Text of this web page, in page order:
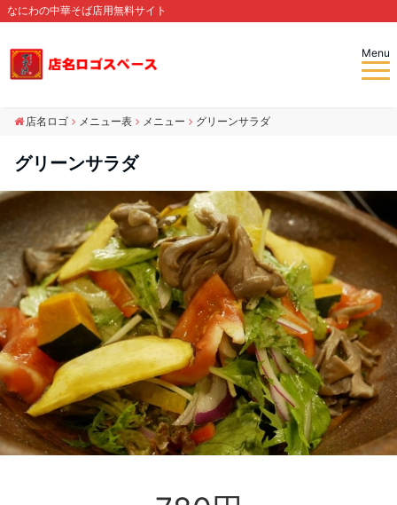
なにわの中華そば店用無料サイト
Menu
店名ロゴ メニュー表 メニュー グリーンサラダ
グリーンサラダ